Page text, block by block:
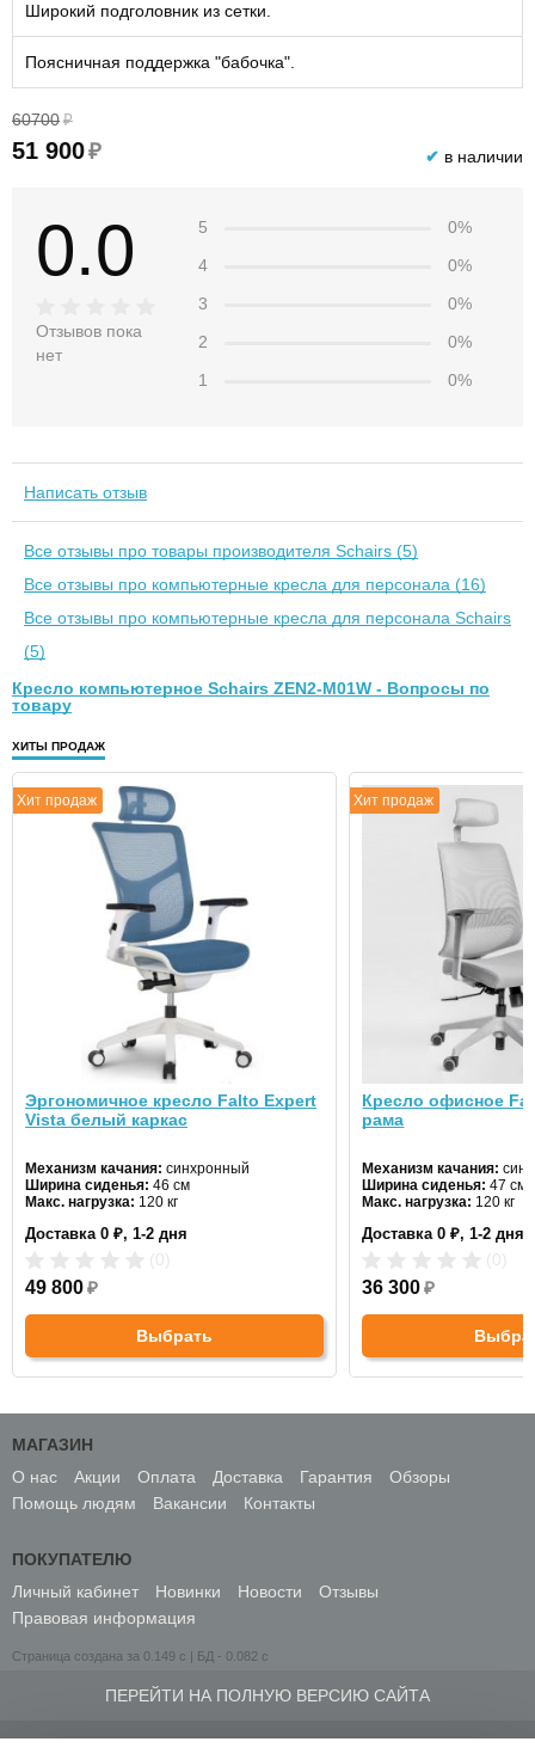
Широкий подголовник из сетки.
Поясничная поддержка "бабочка".
60700 ₽
51 900₽ ✔ в наличии
0.0
Отзывов пока
нет
5
0%
4
0%
3
0%
2
0%
1
0%
Написать отзыв
Все отзывы про товары производителя Schairs (5)
Все отзывы про компьютерные кресла для персонала (16)
Все отзывы про компьютерные кресла для персонала Schairs
(5)
Кресло компьютерное Schairs ZEN2-М01W - Вопросы по
товару
ХИТЫ ПРОДАЖ
Хит продаж
Эргономичное кресло Falto Expert
Vista белый каркас
Механизм качания: синхронный
Ширина сиденья: 46 см
Макс. нагрузка: 120 кг
Материал спинки:сетка
Доставка 0 ₽, 1-2 дня
49 800₽
Выбрать
Хит продаж
Кресло офисное
рама
Механизм качания:
Ширина сиденья: 47 см
Макс. нагрузка: 120 кг
Материал спинки:сетка
Доставка 0 ₽, 1-2 дня
36 300 ₽
МАГАЗИН
О нас
Акции Оплата Доставка Гарантия
Обзоры
Помощь людям
Вакансии Контакты
ПОКУПАТЕЛЮ
Личный кабинет
Новинки Новости
Отзывы
Правовая информация
Страница создана за 0.149 с | БД - 0.082 с
ПЕРЕЙТИ НА ПОЛНУЮ ВЕРСИЮ САЙТА